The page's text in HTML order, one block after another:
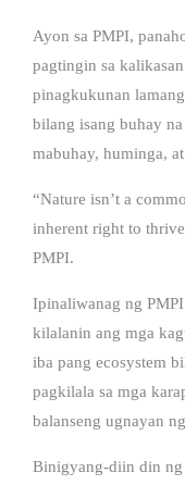
Ayon sa PMPI,
pagtingin sa
pinagkukunan
bilang isang buhay
mabuhay, huminga,
“Nature isn’t a
inherent right to
PMPI.
Ipinaliwanag ng
kilalanin ang mga
iba pang ecosystem
pagkilala sa mga
balanseng ugnayan
Binigyang-diin din ng